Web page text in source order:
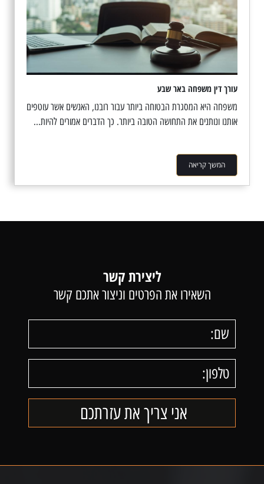
עורך דין משפחה באר שבע
משפחה היא המסגרת הבטוחה ביותר עבור רובנו, האנשים אשר עוטפים
אותנו ונותנים את התחושה הטובה ביותר. כך הדברים אמורים להיות...
המשך קריאה
ליצירת קשר
השאירו את הפרטים וניצור אתכם קשר